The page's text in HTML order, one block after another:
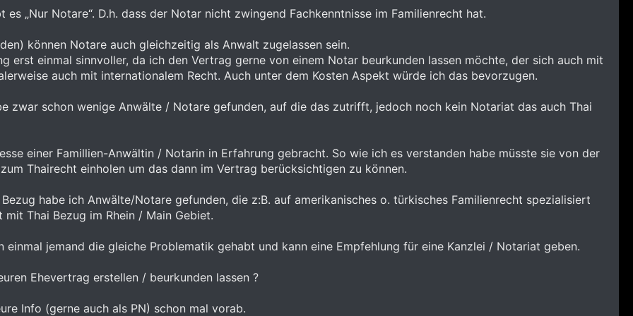
es „Nur Notare“. D.h. dass der Notar nicht zwingend Fachkenntnisse im Familienrecht hat.
können Notare auch gleichzeitig als Anwalt zugelassen sein.
erst einmal sinnvoller, da ich den Vertrag gerne von einem Notar beurkunden lassen möchte, der sich auch mit
auch mit internationalem Recht. Auch unter dem Kosten Aspekt würde ich das bevorzugen.
zwar schon wenige Anwälte / Notare gefunden, auf die das zutrifft, jedoch noch kein Notariat das auch Thai
einer Famillien-Anwältin / Notarin in Erfahrung gebracht. So wie ich es verstanden habe müsste sie von der
Thairecht einholen um das dann im Vertrag berücksichtigen zu können.
habe ich Anwälte/Notare gefunden, die z:B. auf amerikanisches o. türkisches Familienrecht spezialisiert
Thai Bezug im Rhein / Main Gebiet.
einmal jemand die gleiche Problematik gehabt und kann eine Empfehlung für eine Kanzlei / Notariat geben.
Ehevertrag erstellen / beurkunden lassen ?
Info (gerne auch als PN) schon mal vorab.